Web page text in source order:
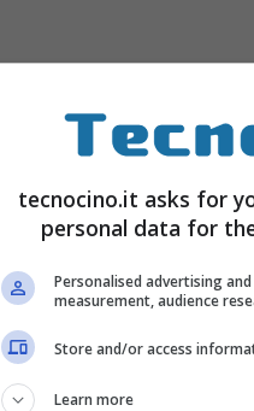
tecnocino.it asks for
personal data for
Personalised advertising
measurement, audience
Store and/or access
Learn more